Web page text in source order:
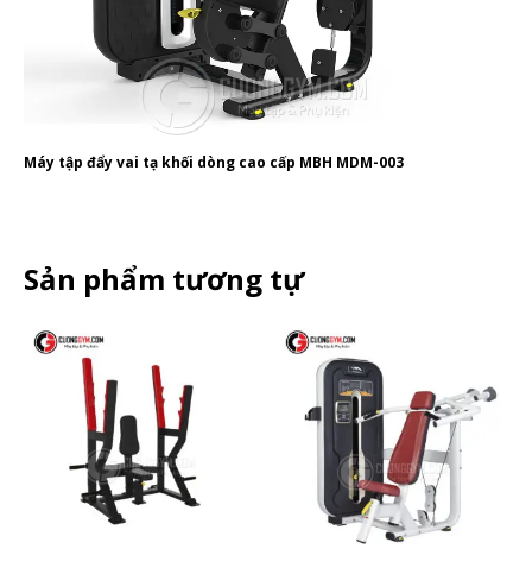
Máy tập đẩy vai tạ khối dòng cao cấp MBH MDM-003
Sản phẩm tương tự